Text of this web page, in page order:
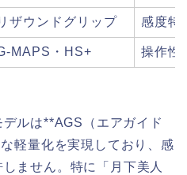
ザウンドグリップ 感度特
MAPS・HS+ 操作性
ルは**AGS（エアガイド
軽量化を実現しており、感
ません。特に「月下美人